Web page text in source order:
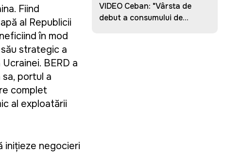
Fiind
al Republicii
în mod
strategic a
BERD a
portul a
complet
al exploatării
inițieze negocieri
VIDEO Ceban: "Vârsta de
debut a consumului de